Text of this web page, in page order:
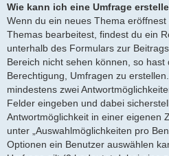
Wie kann ich eine Umfrage
Wenn du ein neues Thema
Themas bearbeitest, findest du ein
unterhalb des Formulars zur
Bereich nicht sehen können, so
Berechtigung, Umfragen zu
mindestens zwei
Felder eingeben und dabei
Antwortmöglichkeit in einer eigenen
unter „Auswahlmöglichkeiten pro
Optionen ein Benutzer auswählen